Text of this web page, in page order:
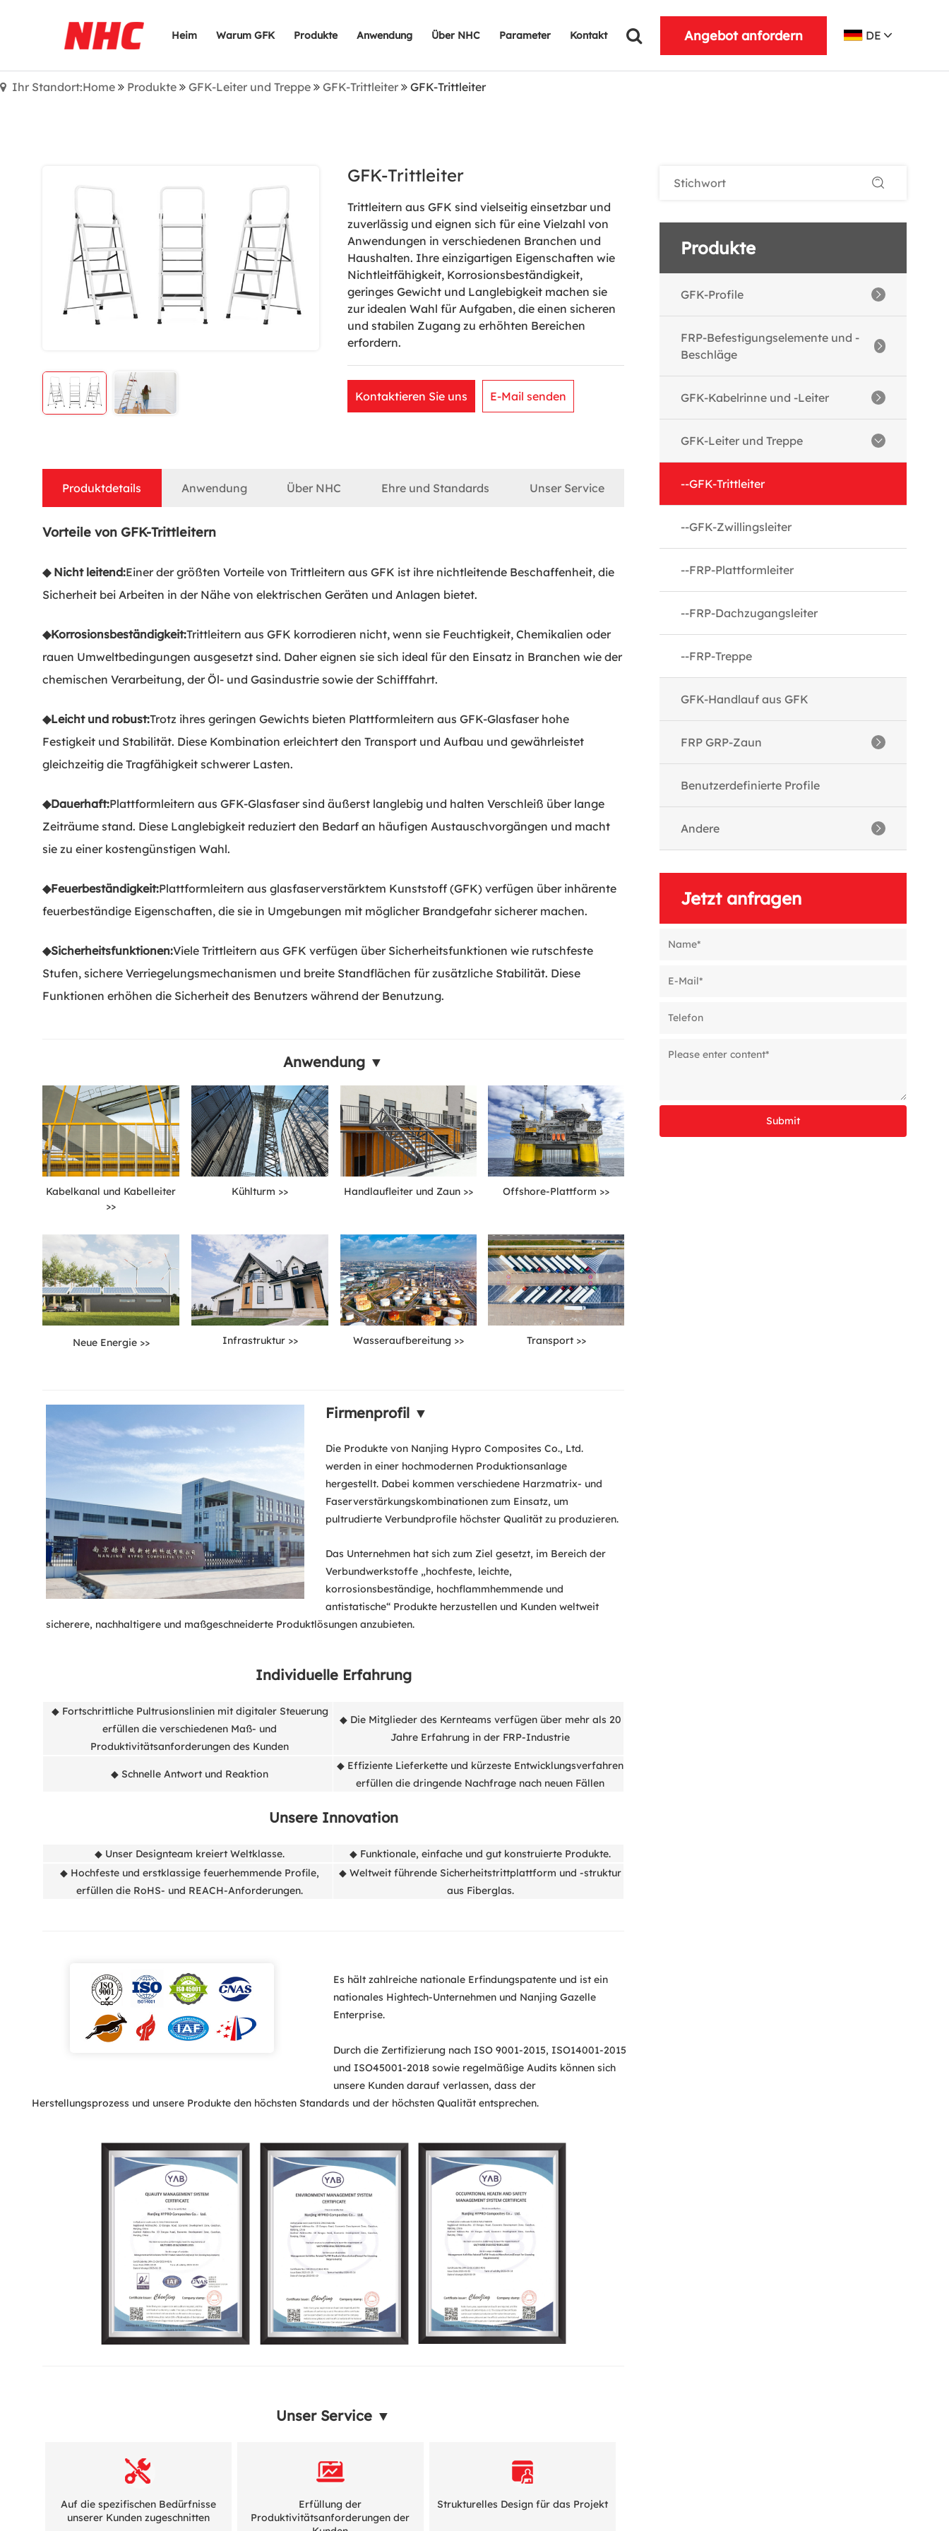
Heim Warum GFK Produkte Anwendung Über NHC Parameter Kontakt Angebot anfordern DE
Ihr Standort:Home Produkte GFK-Leiter und Treppe GFK-Trittleiter GFK-Trittleiter
GFK-Trittleiter
Trittleitern aus GFK sind vielseitig einsetzbar und
zuverlässig und eignen sich für eine Vielzahl von
Anwendungen in verschiedenen Branchen und
Haushalten. Ihre einzigartigen Eigenschaften wie
Nichtleitfähigkeit, Korrosionsbeständigkeit,
geringes Gewicht und Langlebigkeit machen sie
zur idealen Wahl für Aufgaben, die einen sicheren
und stabilen Zugang zu erhöhten Bereichen
erfordern.
Kontaktieren Sie uns E-Mail senden
Produktdetails Anwendung Über NHC Ehre und Standards Unser Service
Vorteile von GFK-Trittleitern
◆ Nicht leitend:Einer der größten Vorteile von Trittleitern aus GFK ist ihre nichtleitende Beschaffenheit, die
Sicherheit bei Arbeiten in der Nähe von elektrischen Geräten und Anlagen bietet.
◆Korrosionsbeständigkeit:Trittleitern aus GFK korrodieren nicht, wenn sie Feuchtigkeit, Chemikalien oder
rauen Umweltbedingungen ausgesetzt sind. Daher eignen sie sich ideal für den Einsatz in Branchen wie der
chemischen Verarbeitung, der Öl- und Gasindustrie sowie der Schifffahrt.
◆Leicht und robust:Trotz ihres geringen Gewichts bieten Plattformleitern aus GFK-Glasfaser hohe
Festigkeit und Stabilität. Diese Kombination erleichtert den Transport und Aufbau und gewährleistet
gleichzeitig die Tragfähigkeit schwerer Lasten.
◆Dauerhaft:Plattformleitern aus GFK-Glasfaser sind äußerst langlebig und halten Verschleiß über lange
Zeiträume stand. Diese Langlebigkeit reduziert den Bedarf an häufigen Austauschvorgängen und macht
sie zu einer kostengünstigen Wahl.
◆Feuerbeständigkeit:Plattformleitern aus glasfaserverstärktem Kunststoff (GFK) verfügen über inhärente
feuerbeständige Eigenschaften, die sie in Umgebungen mit möglicher Brandgefahr sicherer machen.
◆Sicherheitsfunktionen:Viele Trittleitern aus GFK verfügen über Sicherheitsfunktionen wie rutschfeste
Stufen, sichere Verriegelungsmechanismen und breite Standflächen für zusätzliche Stabilität. Diese
Funktionen erhöhen die Sicherheit des Benutzers während der Benutzung.
Anwendung ▼
Kabelkanal und Kabelleiter
>>
Kühlturm >> Handlaufleiter und Zaun >> Offshore-Plattform >>
Neue Energie >> Infrastruktur >> Wasseraufbereitung >> Transport >>
Firmenprofil ▼
Die Produkte von Nanjing Hypro Composites Co., Ltd.
werden in einer hochmodernen Produktionsanlage
hergestellt. Dabei kommen verschiedene Harzmatrix- und
Faserverstärkungskombinationen zum Einsatz, um
pultrudierte Verbundprofile höchster Qualität zu produzieren.
Das Unternehmen hat sich zum Ziel gesetzt, im Bereich der
Verbundwerkstoffe „hochfeste, leichte,
korrosionsbeständige, hochflammhemmende und
antistatische“ Produkte herzustellen und Kunden weltweit
sicherere, nachhaltigere und maßgeschneiderte Produktlösungen anzubieten.
Individuelle Erfahrung
◆ Fortschrittliche Pultrusionslinien mit digitaler Steuerung
erfüllen die verschiedenen Maß- und
Produktivitätsanforderungen des Kunden
◆ Die Mitglieder des Kernteams verfügen über mehr als 20
Jahre Erfahrung in der FRP-Industrie
◆ Schnelle Antwort und Reaktion
◆ Effiziente Lieferkette und kürzeste Entwicklungsverfahren
erfüllen die dringende Nachfrage nach neuen Fällen
Unsere Innovation
◆ Unser Designteam kreiert Weltklasse.
◆ Funktionale, einfache und gut konstruierte Produkte.
◆ Hochfeste und erstklassige feuerhemmende Profile,
erfüllen die RoHS- und REACH-Anforderungen.
◆ Weltweit führende Sicherheitstrittplattform und -struktur
aus Fiberglas.
Es hält zahlreiche nationale Erfindungspatente und ist ein
nationales Hightech-Unternehmen und Nanjing Gazelle
Enterprise.
Durch die Zertifizierung nach ISO 9001-2015, ISO14001-2015
und ISO45001-2018 sowie regelmäßige Audits können sich
unsere Kunden darauf verlassen, dass der
Herstellungsprozess und unsere Produkte den höchsten Standards und der höchsten Qualität entsprechen.
Unser Service ▼
Auf die spezifischen Bedürfnisse
unserer Kunden zugeschnitten
Erfüllung der
Produktivitätsanforderungen der
Strukturelles Design für das Projekt
Produkte
GFK-Profile
--GFK-Winkel
--GRP-Kanäle
--GFK-I-Träger
--GFK-Rohre
--GFK-Boxen
--GFK-Stangen
--GFK-Flachblech
--GFK-Deck
--Spezialprofil
--Systemprofil
--Profil herstellen
FRP-Befestigungselemente und -
Beschläge
--GFK-Gewindestangen
--FRP-Muttern
--FRP-Unterlegscheibe
--FRP-Formteile
GFK-Kabelrinne und -Leiter
--FRP GRP-Kabelleiter
--FRP GRP Kabelkanal
--FRP GRP Kabelkanalabdeckung
--FRP GRP Kabelrinnenbeschläge
GFK-Leiter und Treppe
--GFK-Trittleiter
--GFK-Zwillingsleiter
--FRP-Plattformleiter
--FRP-Dachzugangsleiter
--FRP-Treppe
GFK-Handlauf aus GFK
FRP GRP-Zaun
--FRP-Zaun
--GFK-Maschendrahtzaun
--Gartengitterzaun
Benutzerdefinierte Profile
Andere
--Kundenprofile
Jetzt anfragen